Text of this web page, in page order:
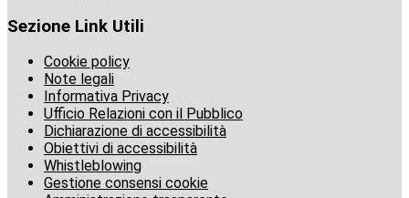
Sezione Link Utili
Cookie policy
Note legali
Informativa Privacy
Ufficio Relazioni con il Pubblico
Dichiarazione di accessibilità
Obiettivi di accessibilità
Whistleblowing
Gestione consensi cookie